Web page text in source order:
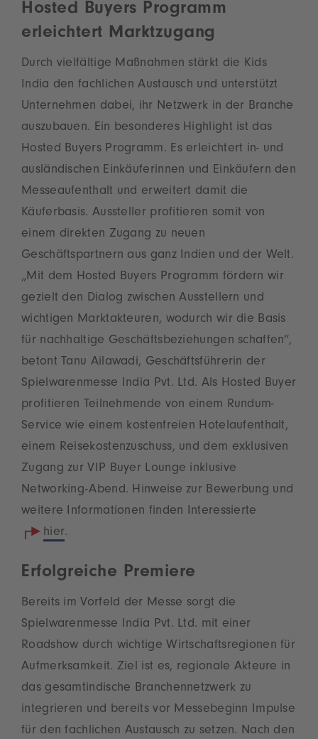
Hosted Buyers Programm
erleichtert Marktzugang
Durch vielfältige Maßnahmen stärkt die Kids
India den fachlichen Austausch und unterstützt
Unternehmen dabei, ihr Netzwerk in der Branche
auszubauen. Ein besonderes Highlight ist das
Hosted Buyers Programm. Es erleichtert in- und
ausländischen Einkäuferinnen und Einkäufern den
Messeaufenthalt und erweitert damit die
Käuferbasis. Aussteller profitieren somit von
einem direkten Zugang zu neuen
Geschäftspartnern aus ganz Indien und der Welt.
„Mit dem Hosted Buyers Programm fördern wir
gezielt den Dialog zwischen Ausstellern und
wichtigen Marktakteuren, wodurch wir die Basis
für nachhaltige Geschäftsbeziehungen schaffen“,
betont Tanu Ailawadi, Geschäftsführerin der
Spielwarenmesse India Pvt. Ltd. Als Hosted Buyer
profitieren Teilnehmende von einem Rundum-
Service wie einem kostenfreien Hotelaufenthalt,
einem Reisekostenzuschuss, und dem exklusiven
Zugang zur VIP Buyer Lounge inklusive
Networking-Abend. Hinweise zur Bewerbung und
weitere Informationen finden Interessierte
hier.
Erfolgreiche Premiere
Bereits im Vorfeld der Messe sorgt die
Spielwarenmesse India Pvt. Ltd. mit einer
Roadshow durch wichtige Wirtschaftsregionen für
Aufmerksamkeit. Ziel ist es, regionale Akteure in
das gesamtindische Branchennetzwerk zu
integrieren und bereits vor Messebeginn Impulse
für den fachlichen Austausch zu setzen. Nach den